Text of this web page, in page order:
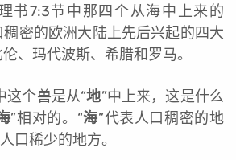
书7:3节中那四个从海中上来的
密的欧洲大陆上先后兴起的四大
、玛代波斯、希腊和罗马。
这个兽是从“地”中上来，这是什么
”相对的。“海”代表人口稠密的地
口稀少的地方。